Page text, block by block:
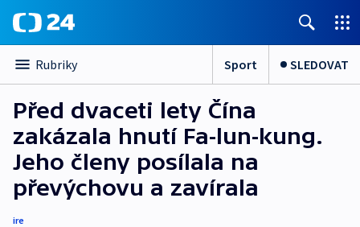
Rubriky Sport SLEDOVAT
Před dvaceti lety Čína
zakázala hnutí Fa-lun-kung.
Jeho členy posílala na
převýchovu a zavírala
ire